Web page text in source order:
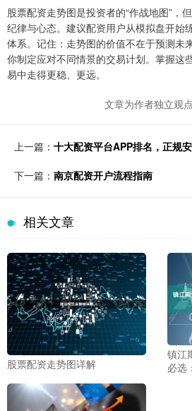
股票配资走势图是投资者的“作战地图”，
纪律与心态。建议配资用户从模拟盘开始
体系。记住：走势图的价值不在于预测未
你制定应对不同情景的交易计划。掌握这
易中走得更稳、更远。
文章为作者独立观
上一篇： 十大配资平台APP排名，正规
下一篇： 南京配资开户流程指南
相关文章
股票配资走势图详解
镇江
必选